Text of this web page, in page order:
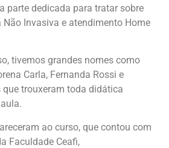
parte dedicada para tratar sobre
Invasiva e atendimento Home
tivemos grandes nomes como
Carla, Fernanda Rossi e
trouxeram toda didática
ao curso, que contou com
Faculdade Ceafi,